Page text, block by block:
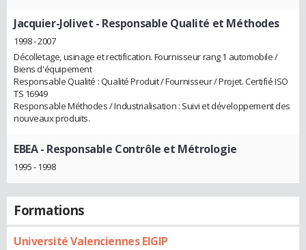
Jacquier-Jolivet - Responsable Qualité et Méthodes
1998 - 2007
Décolletage, usinage et rectification. Fournisseur rang 1 automobile /
Biens d'équipement
Responsable Qualité : Qualité Produit / Fournisseur / Projet. Certifié ISO
TS 16949
Responsable Méthodes / Industrialisation : Suivi et développement des
nouveaux produits.
EBEA- Responsable Contrôle et Métrologie
1995 - 1998
Formations
Université Valenciennes EIGIP